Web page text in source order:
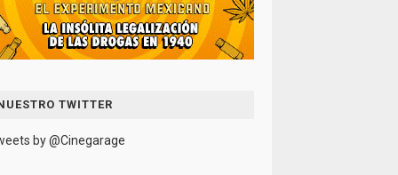
TWITTER
by @Cinegarage